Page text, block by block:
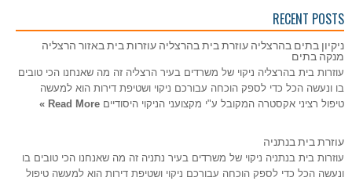
RECENT POSTS
ניקיון בתים בהרצליה עוזרת בית בהרצליה עוזרות בית באזור הרצליה
מנקה בתים
עוזרות בית בהרצליה ניקוי של משרדים בעיר הרצליה זה מה שאנחנו הכי טובים
בו ונעשה הכל כדי לספק הוכחה עבורכם ניקוי ושטיפת דירות הוא למעשה
טיפול רציני אקסטרה המקובל ע"י מקצועני הניקוי היסודיים Read More »
עוזרת בית בנתניה
עוזרות בית בנתניה ניקוי של משרדים בעיר נתניה זה מה שאנחנו הכי טובים בו
ונעשה הכל כדי לספק הוכחה עבורכם ניקוי ושטיפת דירות הוא למעשה טיפול